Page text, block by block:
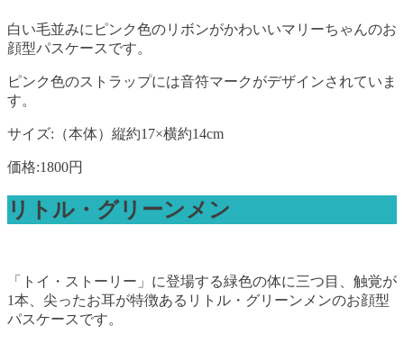
白い毛並みにピンク色のリボンがかわいいマリーちゃんのお
顔型パスケースです。
ピンク色のストラップには音符マークがデザインされていま
す。
サイズ:（本体）縦約17×横約14cm
価格:1800円
リトル・グリーンメン
「トイ・ストーリー」に登場する緑色の体に三つ目、触覚が
1本、尖ったお耳が特徴あるリトル・グリーンメンのお顔型
パスケースです。